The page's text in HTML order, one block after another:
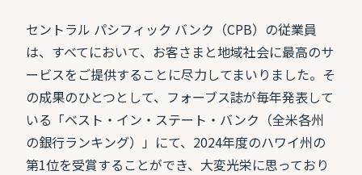
セントラル パシフィック バンク（CPB）の従業員
は、すべてにおいて、お客さまと地域社会に最高のサ
ービスをご提供することに尽力してまいりました。そ
の成果のひとつとして、フォーブス誌が毎年発表して
いる「ベスト・イン・ステート・バンク（全米各州
の銀行ランキング）」にて、2024年度のハワイ州の
第1位を受賞することができ、大変光栄に思っており